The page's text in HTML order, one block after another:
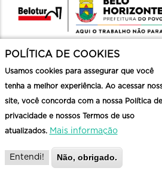
@ Copyright Belotur 2026. All
POLÍTICA DE COOKIES
Usamos cookies para assegurar que você
tenha a melhor experiência. Ao acessar
site, você concorda com a nossa Política de
privacidade e nossos Termos de uso
atualizados. Mais informação
Entendi! Não, obrigado.